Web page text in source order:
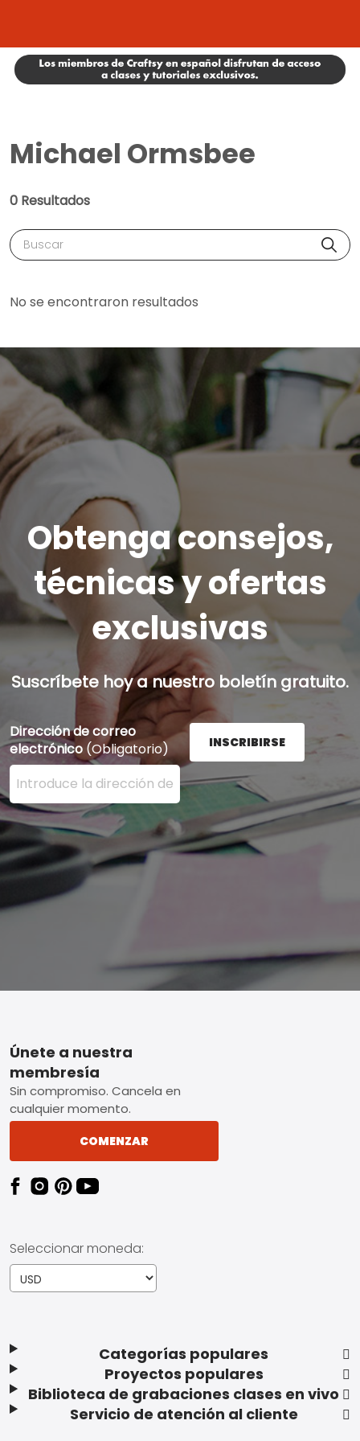
Michael Ormsbee
0 Resultados
Buscar
No se encontraron resultados
Obtenga consejos,
técnicas y ofertas
exclusivas
Suscríbete hoy a nuestro boletín gratuito.
Dirección de correo
electrónico (Obligatorio)
Ingrese su dirección de correo electrónico aquí y
INSCRIBIRSE
Footer
Categorías populares
Proyectos populares
Biblioteca de grabaciones clases en vivo
Servicio de atención al cliente
Únete a nuestra
membresía
Sin compromiso. Cancela en
cualquier momento.
COMENZAR
Seleccionar moneda: